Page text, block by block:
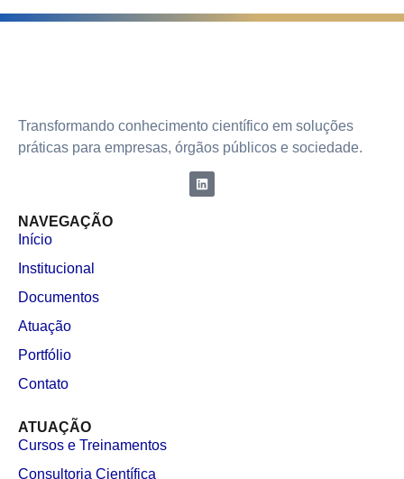
Transformando conhecimento científico em soluções
práticas para empresas, órgãos públicos e sociedade.
NAVEGAÇÃO
Início
Institucional
Documentos
Atuação
Portfólio
Contato
ATUAÇÃO
Cursos e Treinamentos
Consultoria Científica